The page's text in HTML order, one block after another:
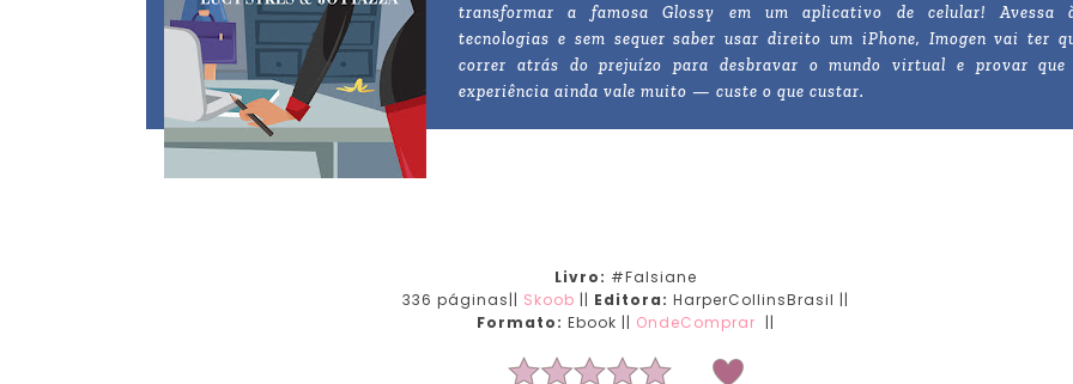
transformar a famosa Glossy em um aplicativo de celular! Avessa
tecnologias e sem sequer saber usar direito um iPhone, Imogen vai ter
correr atrás do prejuízo para desbravar o mundo virtual e provar que
experiência ainda vale muito — custe o que custar.
Livro: #Falsiane
336 páginas|| Skoob || Editora: HarperCollinsBrasil ||
Formato: Ebook || OndeComprar ||